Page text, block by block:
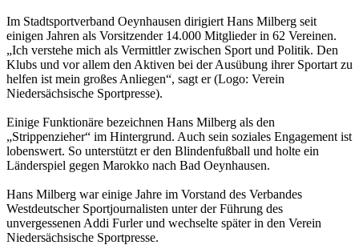
Im Stadtsportverband Oeynhausen dirigiert Hans Milberg seit
einigen Jahren als Vorsitzender 14.000 Mitglieder in 62 Vereinen.
„Ich verstehe mich als Vermittler zwischen Sport und Politik. Den
Klubs und vor allem den Aktiven bei der Ausübung ihrer Sportart zu
helfen ist mein großes Anliegen“, sagt er (Logo: Verein
Niedersächsische Sportpresse).
Einige Funktionäre bezeichnen Hans Milberg als den
„Strippenzieher“ im Hintergrund. Auch sein soziales Engagement ist
lobenswert. So unterstützt er den Blindenfußball und holte ein
Länderspiel gegen Marokko nach Bad Oeynhausen.
Hans Milberg war einige Jahre im Vorstand des Verbandes
Westdeutscher Sportjournalisten unter der Führung des
unvergessenen Addi Furler und wechselte später in den Verein
Niedersächsische Sportpresse.